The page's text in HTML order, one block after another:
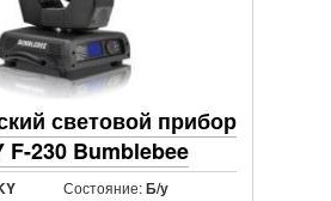
световой прибор
F-230 Bumblebee
Состояние:Б/у